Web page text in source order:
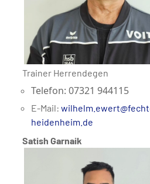
Trainer Herrendegen
Telefon: 07321 944115
E-Mail:
heidenheim.de
Satish Garnaik